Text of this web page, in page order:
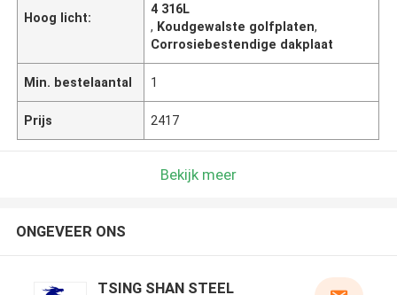
Hoog licht:
4 316L
, Koudgewalste golfplaten,
Corrosiebestendige dakplaat
Min. bestelaantal 1
Prijs 2417
Bekijk meer
ONGEVEER ONS
TSING SHAN STEEL